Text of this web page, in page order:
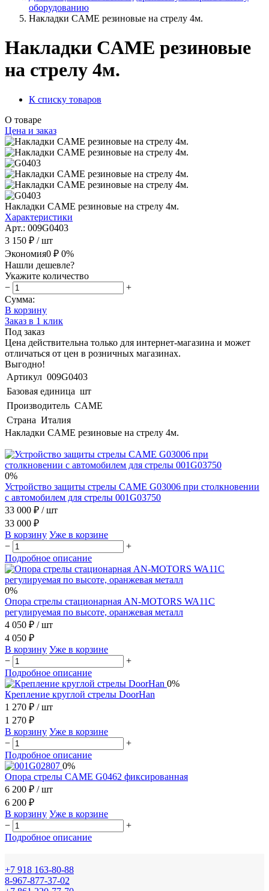
оборудованию
Накладки CAME резиновые на стрелу 4м.
Накладки CAME резиновые
на стрелу 4м.
К списку товаров
О товаре
Цена и заказ
Накладки CAME резиновые на стрелу 4м.
Характеристики
Арт.: 009G0403
3 150 ₽ / шт
Экономия0 ₽ 0%
Нашли дешевле?
Укажите количество
−
+
Сумма:
В корзину
Заказ в 1 клик
Под заказ
Цена действительна только для интернет-магазина и может
отличаться от цен в розничных магазинах.
Выгодно!
Артикул 009G0403
Базовая единица шт
Производитель CAME
Страна Италия
Накладки CAME резиновые на стрелу 4м.
0%
Устройство защиты стрелы CAME G03006 при столкновении
с автомобилем для стрелы 001G03750
33 000 ₽ / шт
33 000 ₽
В корзину Уже в корзине
−
+
Подробное описание
0%
Опора стрелы стационарная AN-MOTORS WA11C
регулируемая по высоте, оранжевая металл
4 050 ₽ / шт
4 050 ₽
В корзину Уже в корзине
−
+
Подробное описание
0%
Крепление круглой стрелы DoorHan
1 270 ₽ / шт
1 270 ₽
В корзину Уже в корзине
−
+
Подробное описание
0%
Опора стрелы CAME G0462 фиксированная
6 200 ₽ / шт
6 200 ₽
В корзину Уже в корзине
−
+
Подробное описание
+7 918 163-80-88
8-967-877-37-02